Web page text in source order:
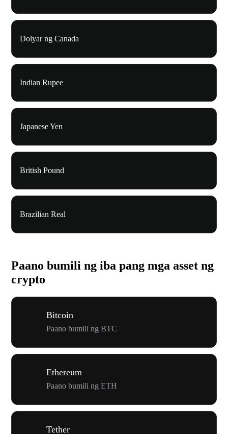
Dolyar ng Canada
Indian Rupee
Japanese Yen
British Pound
Brazilian Real
Paano bumili ng iba pang mga asset ng
crypto
Bitcoin
Paano bumili ng BTC
Ethereum
Paano bumili ng ETH
Tether